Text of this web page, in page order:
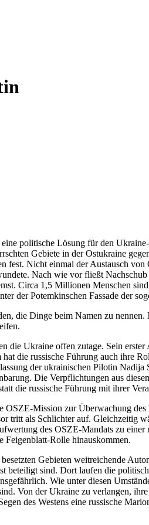
politische Lösung für den
Gebiete in der Ostukraine
fest. Nicht einmal der Austausch
Nach wie vor fließt
Circa 1,5 Millionen Menschen
der Potemkinschen Fassade der
die Dinge beim Namen zu
die Ukraine offen zutage. Sein
die russische Führung auch ihre
der ukrainischen Pilotin
Die Verpflichtungen aus
die russische Führung mit ihrer
OSZE-Mission zur Überwachung
tritt als Schlichter auf. Gleichzeitig
des OSZE-Mandats zu
Rolle hinauskommen.
Gebieten weitreichende
beteiligt sind. Dort laufen die
Wie unter diesen
Von der Ukraine zu verlangen,
des Westens eine russische